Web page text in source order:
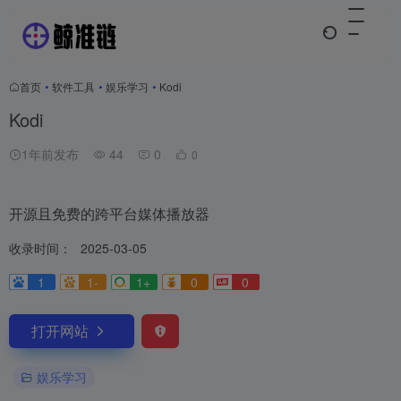
首页 • 软件工具 • 娱乐学习 • Kodi
Kodi
1年前发布 44 0 0
开源且免费的跨平台媒体播放器
收录时间：
2025-03-05
1
1- 1+ 0 0
打开网站
娱乐学习